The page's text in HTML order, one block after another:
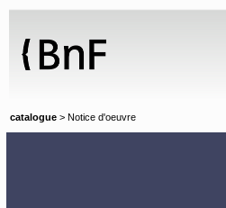
catalogue > Notice d'oeuvre